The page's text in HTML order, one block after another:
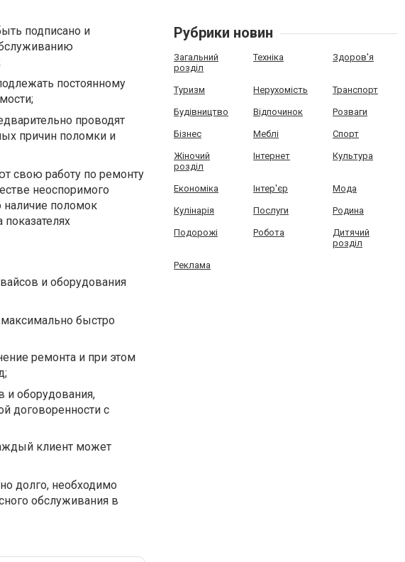
подписано и
постоянному
проводят
причин поломки и
свою работу по ремонту
неоспоримого
наличие поломок
и оборудования
быстро
ремонта и при этом
и оборудования,
договоренности с
клиент может
долго, необходимо
обслуживания в
Рубрики новин
Загальний
розділ
Техніка Здоров'я
Туризм Нерухомість Транспорт
Будівництво Відпочинок Розваги
Бізнес Меблі Спорт
Жіночий
розділ
Інтернет Культура
Економіка Інтер'єр Мода
Кулінарія Послуги Родина
Подорожі Робота
Дитячий
розділ
Реклама